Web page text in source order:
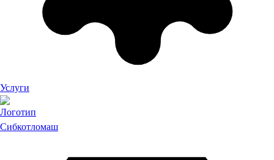
Услуги